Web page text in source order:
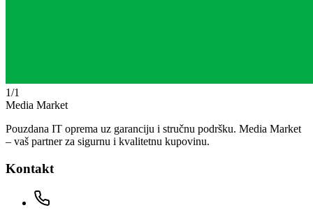
1/1
Media Market
Pouzdana IT oprema uz garanciju i stručnu podršku. Media Market
– vaš partner za sigurnu i kvalitetnu kupovinu.
Kontakt